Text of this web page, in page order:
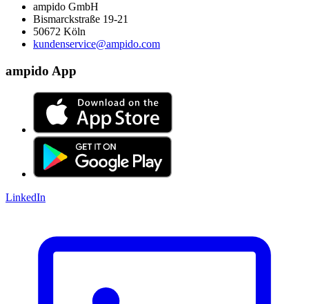
ampido GmbH
Bismarckstraße 19-21
50672 Köln
kundenservice@ampido.com
ampido App
LinkedIn